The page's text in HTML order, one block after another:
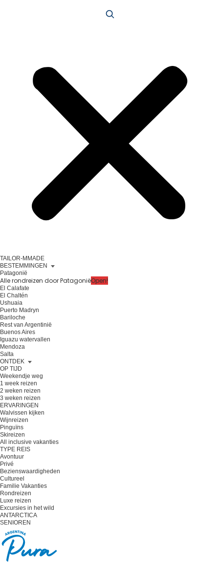
TAILOR-MMADE
BESTEMMINGEN
Patagonië
Alle rondreizen door PatagoniëOpen!
El Calafate
El Chaltén
Ushuaia
Puerto Madryn
Bariloche
Rest van Argentinië
Buenos Aires
Iguazu watervallen
Mendoza
Salta
ONTDEK
OP TIJD
Weekendje weg
1 week reizen
2 weken reizen
3 weken reizen
ERVARINGEN
Walvissen kijken
Wijnreizen
Pinguïns
Skireizen
All inclusive vakanties
TYPE REIS
Avontuur
Privé
Bezienswaardigheden
Cultureel
Familie Vakanties
Rondreizen
Luxe reizen
Excursies in het wild
ANTARCTICA
SENIOREN